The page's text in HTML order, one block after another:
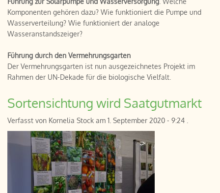
Komponenten gehören dazu? Wie funktioniert die Pumpe und
Wasserverteilung? Wie funktioniert der analoge
Wasseranstandszeiger?
Führung durch den Vermehrungsgarten
Der Vermehrungsgarten ist nun ausgezeichnetes Projekt im
Rahmen der UN-Dekade für die biologische Vielfalt.
Sortensichtung wird Saatgutmarkt
Verfasst von Kornelia Stock am 1. September 2020 - 9:24